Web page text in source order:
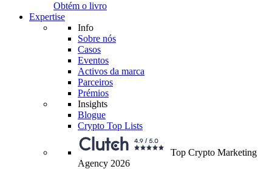
Obtém o livro
Expertise
Info
Sobre nós
Casos
Eventos
Activos da marca
Parceiros
Prémios
Insights
Blogue
Crypto Top Lists
Top Crypto Marketing
Agency 2026